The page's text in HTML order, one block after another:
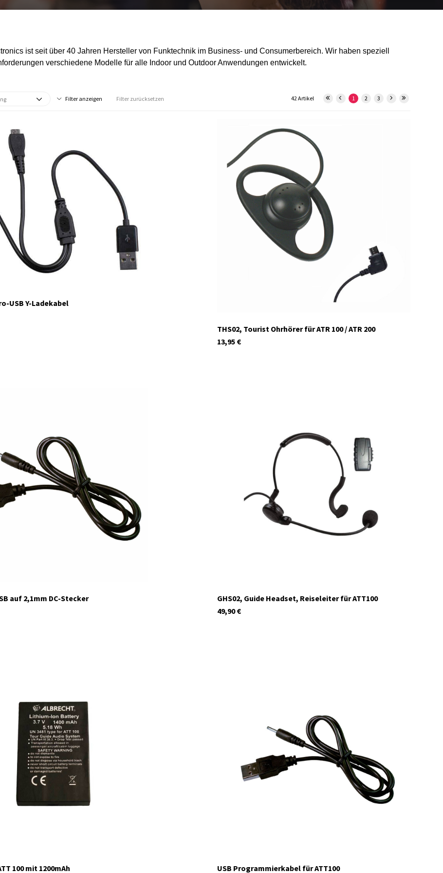
ist seit über 40 Jahren Hersteller von Funktechnik im Business- und Consumerbereich. Wir haben speziell
verschiedene Modelle für alle Indoor und Outdoor Anwendungen entwickelt.
Filter anzeigen Filter zurücksetzen 1 2 3
42 Artikel
USB Y-Ladekabel
Auf Lager
THS02, Tourist Ohrhörer für ATR 100 / ATR 200
€
13,95
auf 2,1mm DC-Stecker
29913
Auf Lager
GHS02, Guide Headset, Reiseleiter für ATT100
€
49,90
100 mit 1200mAh USB Programmierkabel für ATT100